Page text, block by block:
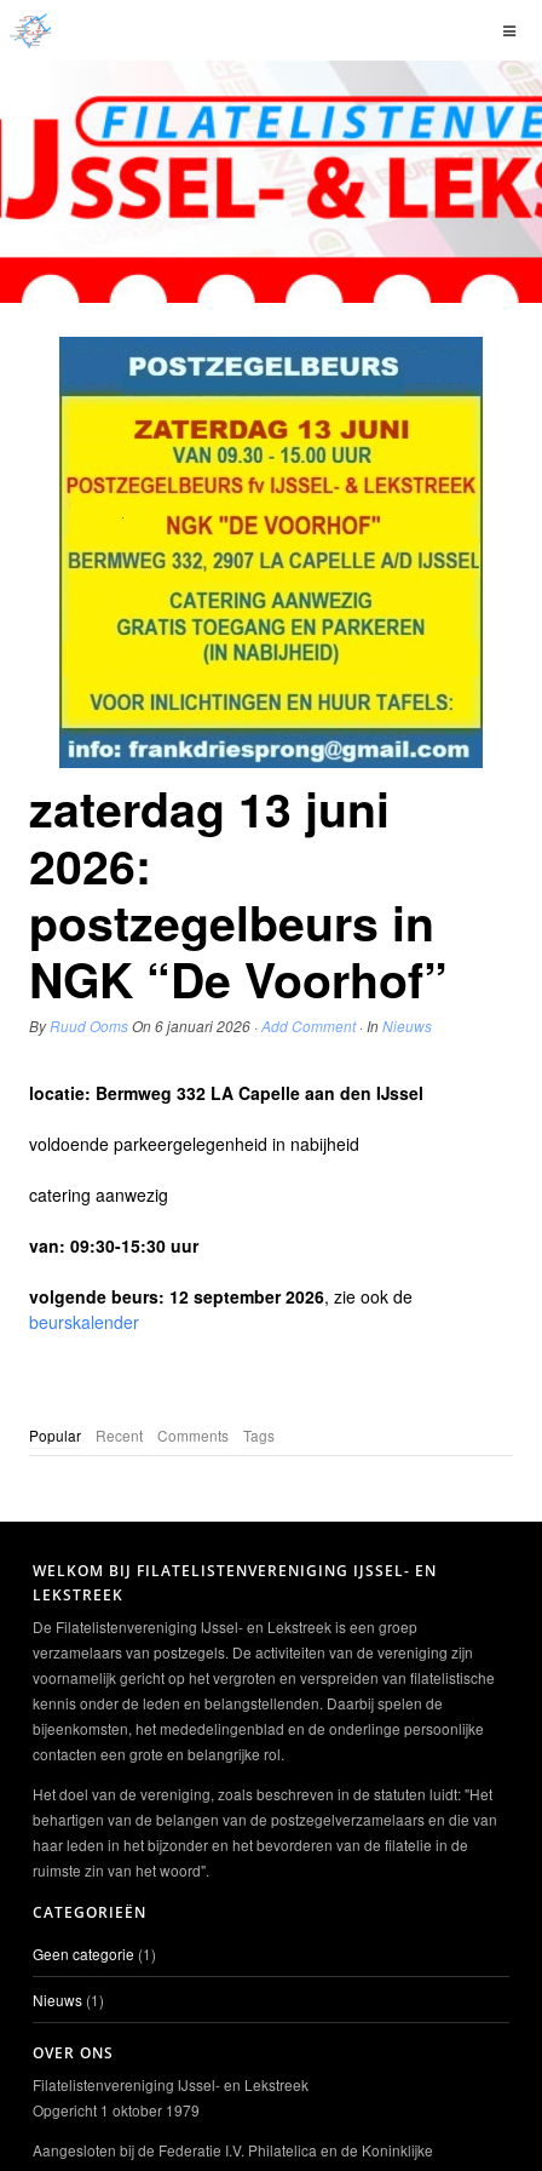
zaterdag 13 juni
2026:
postzegelbeurs in
NGK “De Voorhof”
ByRuud OomsOn6 januari 2026 ·Add Comment· InNieuws
locatie: Bermweg 332 LA Capelle aan den IJssel
voldoende parkeergelegenheid in nabijheid
catering aanwezig
van: 09:30-15:30 uur
volgende beurs: 12 september 2026, zie ook de
beurskalender
Popular Recent Comments Tags
WELKOM BIJ FILATELISTENVERENIGING IJSSEL- EN
LEKSTREEK
De Filatelistenvereniging IJssel- en Lekstreek is een groep
verzamelaars van postzegels. De activiteiten van de vereniging zijn
voornamelijk gericht op het vergroten en verspreiden van filatelistische
kennis onder de leden en belangstellenden. Daarbij spelen de
bijeenkomsten, het mededelingenblad en de onderlinge persoonlijke
contacten een grote en belangrijke rol.
Het doel van de vereniging, zoals beschreven in de statuten luidt: "Het
behartigen van de belangen van de postzegelverzamelaars en die van
haar leden in het bijzonder en het bevorderen van de filatelie in de
ruimste zin van het woord".
CATEGORIEËN
Geen categorie (1)
Nieuws (1)
OVER ONS
Filatelistenvereniging IJssel- en Lekstreek
Opgericht 1 oktober 1979
Aangesloten bij de Federatie I.V. Philatelica en de Koninklijke